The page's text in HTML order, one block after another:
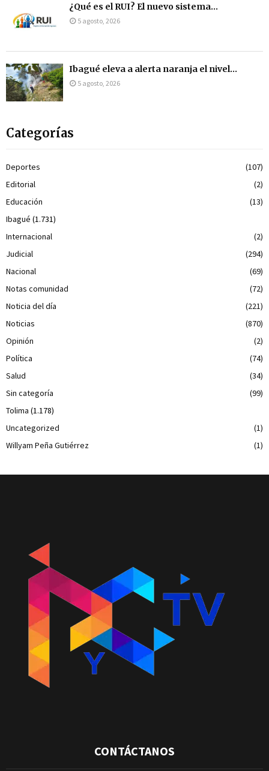
¿Qué es el RUI? El nuevo sistema...
5 agosto, 2026
Ibagué eleva a alerta naranja el nivel...
5 agosto, 2026
Categorías
Deportes
(107)
Editorial
(2)
Educación
(13)
Ibagué (1.731)
Internacional
(2)
Judicial
(294)
Nacional
(69)
Notas comunidad
(72)
Noticia del día
(221)
Noticias
(870)
Opinión
(2)
Política
(74)
Salud
(34)
Sin categoría
(99)
Tolima (1.178)
Uncategorized
(1)
Willyam Peña Gutiérrez
(1)
CONTÁCTANOS